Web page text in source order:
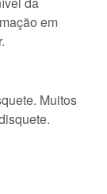
em
Muitos